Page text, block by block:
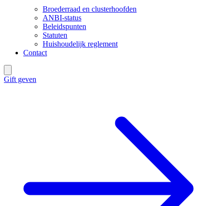
Broederraad en clusterhoofden
ANBI-status
Beleidspunten
Statuten
Huishoudelijk reglement
Contact
Gift geven